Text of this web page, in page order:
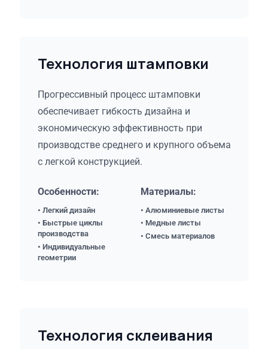
Технология штамповки
Прогрессивный процесс штамповки
обеспечивает гибкость дизайна и
экономическую эффективность при
производстве среднего и крупного объема
с легкой конструкцией.
Особенности:
• Легкий дизайн
• Быстрые циклы
производства
• Индивидуальные
геометрии
Материалы:
• Алюминиевые листы
• Медные листы
• Смесь материалов
Технология склеивания